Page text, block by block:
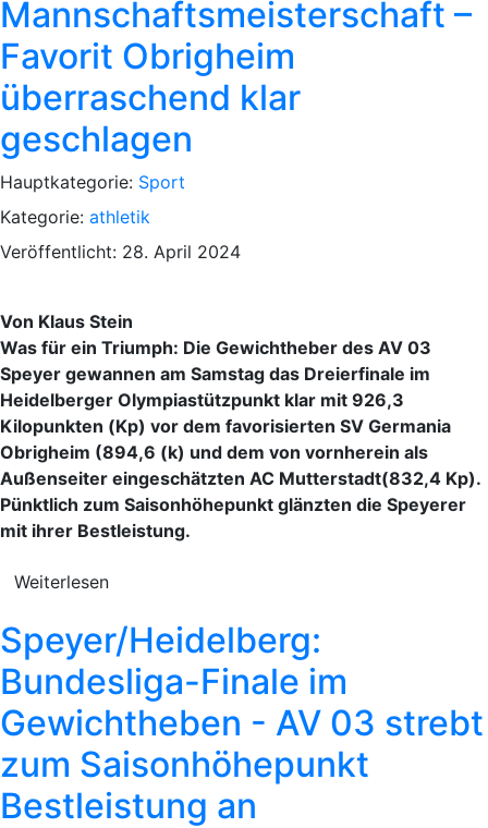
Mannschaftsmeisterschaft –
Favorit Obrigheim
überraschend klar
geschlagen
Hauptkategorie: Sport
Kategorie: athletik
Veröffentlicht: 28. April 2024
Von Klaus Stein
Was für ein Triumph: Die Gewichtheber des AV 03
Speyer gewannen am Samstag das Dreierfinale im
Heidelberger Olympiastützpunkt klar mit 926,3
Kilopunkten (Kp) vor dem favorisierten SV Germania
Obrigheim (894,6 (k) und dem von vornherein als
Außenseiter eingeschätzten AC Mutterstadt(832,4 Kp).
Pünktlich zum Saisonhöhepunkt glänzten die Speyerer
mit ihrer Bestleistung.
Weiterlesen
Speyer/Heidelberg:
Bundesliga-Finale im
Gewichtheben - AV 03 strebt
zum Saisonhöhepunkt
Bestleistung an